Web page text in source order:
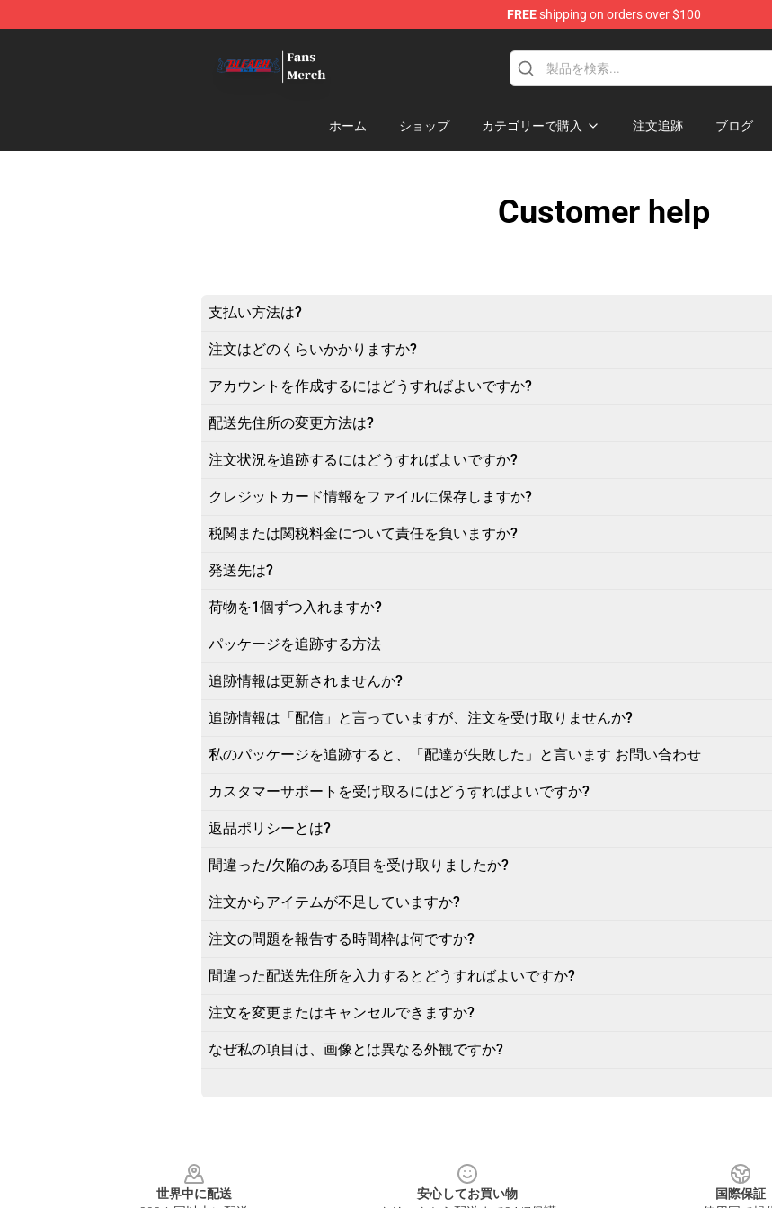
FREEshipping on orders over $100
ホーム ショップ カテゴリーで購入 注文追跡 ブログ
Customer help
支払い方法は?
注文はどのくらいかかりますか?
アカウントを作成するにはどうすればよいですか?
配送先住所の変更方法は?
注文状況を追跡するにはどうすればよいですか?
クレジットカード情報をファイルに保存しますか?
税関または関税料金について責任を負いますか?
発送先は?
荷物を1個ずつ入れますか?
パッケージを追跡する方法
追跡情報は更新されませんか?
追跡情報は「配信」と言っていますが、注文を受け取りませんか?
私のパッケージを追跡すると、「配達が失敗した」と言います お問い合わせ
カスタマーサポートを受け取るにはどうすればよいですか?
返品ポリシーとは?
間違った/欠陥のある項目を受け取りましたか?
注文からアイテムが不足していますか?
注文の問題を報告する時間枠は何ですか?
間違った配送先住所を入力するとどうすればよいですか?
注文を変更またはキャンセルできますか?
なぜ私の項目は、画像とは異なる外観ですか?
世界中に配送
安心してお買い物
国際保証